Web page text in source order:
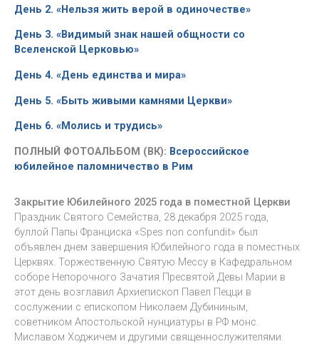
День 2. «Нельзя жить верой в одиночестве»
День 3. «Видимый знак нашей общности со
Вселенской Церковью»
День 4. «День единства и мира»
День 5. «Быть живыми камнями Церкви»
День 6. «Молись и трудись»
ПОЛНЫЙ ФОТОАЛЬБОМ (ВК): Всероссийское
юбилейное паломничество в Рим
Закрытие Юбилейного 2025 года в поместной Церкви
Праздник Святого Семейства, 28 декабря 2025 года,
буллой Папы Франциска «Spes non confundit» был
объявлен днем завершения Юбилейного года в поместных
Церквях. Торжественную Святую Мессу в Кафедральном
соборе Непорочного Зачатия Пресвятой Девы Марии в
этот день возглавил Архиепископ Павел Пецци в
сослужении с епископом Николаем Дубининым,
советником Апостольской нунциатуры в РФ монс.
Миславом Ходжичем и другими священнослужителями.